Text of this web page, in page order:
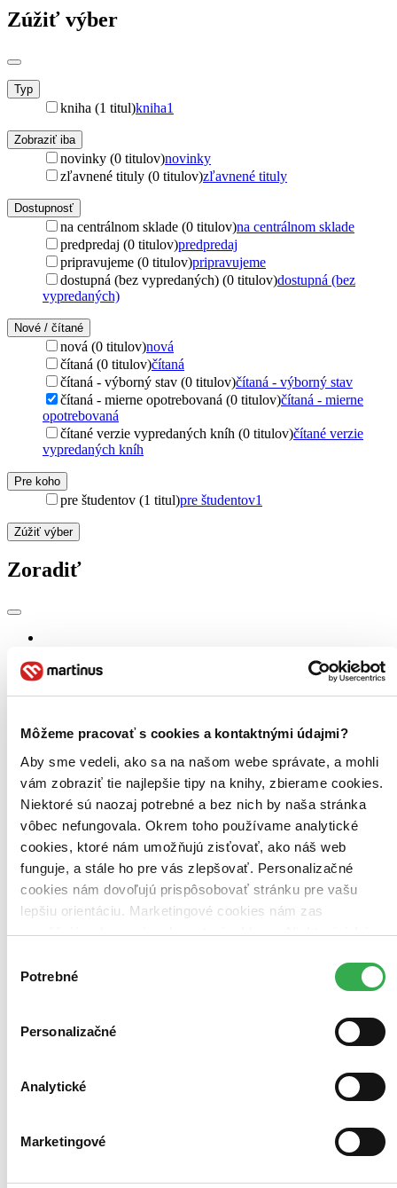
Môžeme pracovať s cookies a kontaktnými údajmi?
Aby sme vedeli, ako sa na našom webe správate, a mohli
vám zobraziť tie najlepšie tipy na knihy, zbierame cookies.
Niektoré sú naozaj potrebné a bez nich by naša stránka
vôbec nefungovala. Okrem toho používame analytické
cookies, ktoré nám umožňujú zisťovať, ako náš web
funguje, a stále ho pre vás zlepšovať. Personalizačné
cookies nám dovoľujú prispôsobovať stránku pre vašu
lepšiu orientáciu. Marketingové cookies nám zas
umožňujú zobrazenie relevantnej reklamy. Niektoré údaje
keby sme mohli používať všetky tieto cookies. Ďakujeme!
súhlasu
Potrebné
Personalizačné
Analytické
Marketingové
Zúžiť výber
Typ
kniha (1 titul)kniha1
Zobraziť iba
novinky (0 titulov)novinky
zľavnené tituly (0 titulov)zľavnené tituly
Dostupnosť
na centrálnom sklade (0 titulov)na centrálnom sklade
predpredaj (0 titulov)predpredaj
pripravujeme (0 titulov)pripravujeme
dostupná (bez vypredaných) (0 titulov)dostupná (bez
vypredaných)
Nové / čítané
nová (0 titulov)nová
čítaná (0 titulov)čítaná
čítaná - výborný stav (0 titulov)čítaná - výborný stav
čítaná - mierne opotrebovaná (0 titulov)čítaná - mierne
opotrebovaná
čítané verzie vypredaných kníh (0 titulov)čítané verzie
vypredaných kníh
Pre koho
pre študentov (1 titul)pre študentov1
Zúžiť výber
Zoradiť
Top hodnotené
Najdrahšie
Najvyššia zľava
Použité filtre
čítané - mierne opotrebované